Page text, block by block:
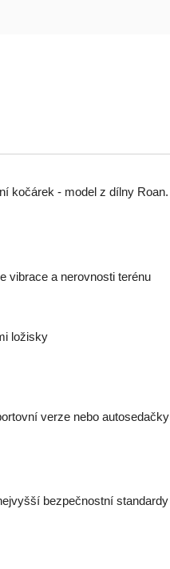
kočárek - model z dílny Roan.
vibrace a nerovnosti terénu
ložisky
verze nebo autosedačky
bezpečnostní standardy